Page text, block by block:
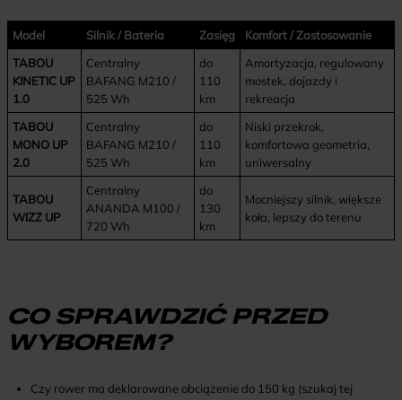
Model Silnik / Bateria Zasięg
Komfort / Zastosowanie
TABOU
KINETIC UP
1.0
Centralny
BAFANG M210 /
525 Wh
do
110
km
Amortyzacja, regulowany
mostek, dojazdy i
rekreacja
TABOU
MONO UP
2.0
Centralny
BAFANG M210 /
525 Wh
do
110
km
Niski przekrok,
komfortowa geometria,
uniwersalny
TABOU
WIZZ UP
Centralny
ANANDA M100 /
720 Wh
do
130
km
Mocniejszy silnik, większe
koła, lepszy do terenu
CO SPRAWDZIĆ PRZED
WYBOREM?
Czy rower ma deklarowane obciążenie do 150 kg (szukaj tej